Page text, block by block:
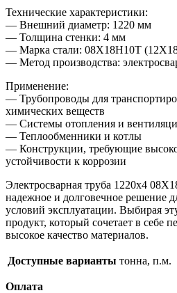
Технические характеристики:
— Внешний диаметр: 1220 мм
— Толщина стенки: 4 мм
— Марка стали: 08Х18Н10Т
— Метод производства:
Применение:
— Трубопроводы для
химических веществ
— Системы отопления и
— Теплообменники и котлы
— Конструкции, требующие
устойчивости к коррозии
Электросварная труба 1220х4
надежное и долговечное решение
условий эксплуатации. Выбирая
продукт, который сочетает в себе
высокое качество материалов.
Доступные варианты тонна, п.м.
Оплата